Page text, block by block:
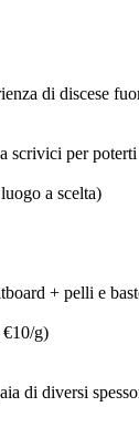
di discese
scrivici per
a scelta)
+ pelli e
g)
di diversi